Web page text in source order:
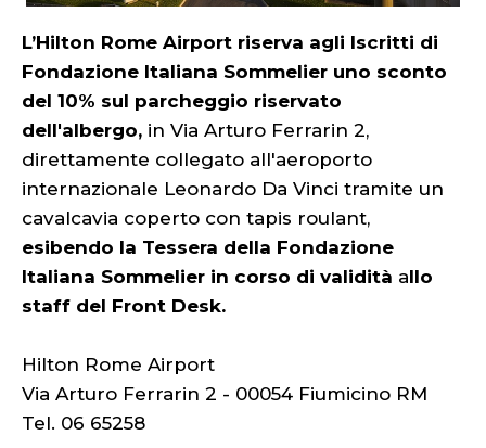
L’Hilton Rome Airport riserva agli Iscritti di
Fondazione Italiana Sommelier uno sconto
del 10% sul parcheggio riservato
dell'albergo, in Via Arturo Ferrarin 2,
direttamente collegato all'aeroporto
internazionale Leonardo Da Vinci tramite un
cavalcavia coperto con tapis roulant,
esibendo la Tessera della Fondazione
Italiana Sommelier in corso di validità allo
staff del Front Desk.
Hilton Rome Airport
Via Arturo Ferrarin 2 - 00054 Fiumicino RM
Tel. 06 65258